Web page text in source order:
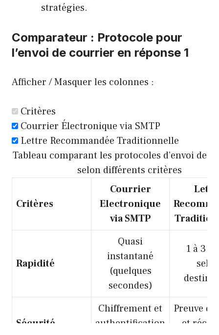
stratégies.
Comparateur : Protocole pour
l’envoi de courrier en réponse 1
Afficher / Masquer les colonnes :
Critères
Courrier Électronique via SMTP
Lettre Recommandée Traditionnelle
Tableau comparant les protocoles d’envoi de
selon différents critères
Critères
Courrier
Electronique
via SMTP
Rapidité
Quasi
instantané
(quelques
secondes)
1 à 3
Sécurité
Chiffrement et
authentification
Preuve
et